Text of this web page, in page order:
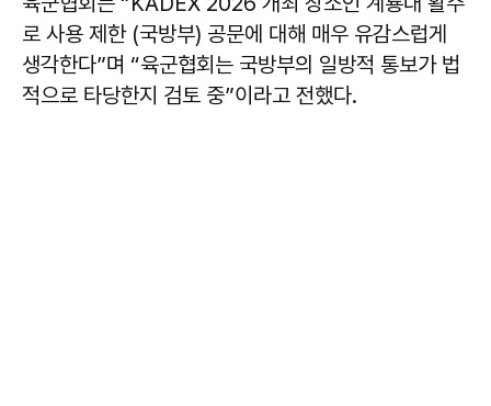
로 사용 제한 (국방부) 공문에 대해 매우 유감스럽게
생각한다”며 “육군협회는 국방부의 일방적 통보가 법
적으로 타당한지 검토 중”이라고 전했다.